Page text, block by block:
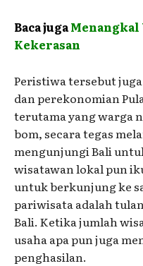
Baca juga
Kekerasan
Peristiwa tersebut
dan perekonomian
terutama yang warga
bom, secara tegas
mengunjungi Bali
wisatawan lokal pun
untuk berkunjung ke
pariwisata adalah
Bali. Ketika jumlah
usaha apa pun juga
penghasilan.